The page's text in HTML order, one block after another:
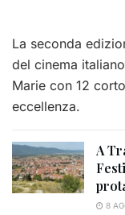
La seconda
del cinema
Marie con 12
eccellenza.
A
8